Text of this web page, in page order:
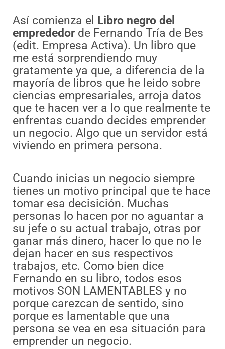
Así comienza el Libro negro del
emprededor de Fernando Tría de Bes
(edit. Empresa Activa). Un libro que
me está sorprendiendo muy
gratamente ya que, a diferencia de la
mayoría de libros que he leido sobre
ciencias empresariales, arroja datos
que te hacen ver a lo que realmente te
enfrentas cuando decides emprender
un negocio. Algo que un servidor está
viviendo en primera persona.
Cuando inicias un negocio siempre
tienes un motivo principal que te hace
tomar esa decisición. Muchas
personas lo hacen por no aguantar a
su jefe o su actual trabajo, otras por
ganar más dinero, hacer lo que no le
dejan hacer en sus respectivos
trabajos, etc. Como bien dice
Fernando en su libro, todos esos
motivos SON LAMENTABLES y no
porque carezcan de sentido, sino
porque es lamentable que una
persona se vea en esa situación para
emprender un negocio.